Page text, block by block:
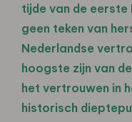
tijde van de eerste
geen teken van
Nederlandse
hoogste zijn van
het vertrouwen in
historisch